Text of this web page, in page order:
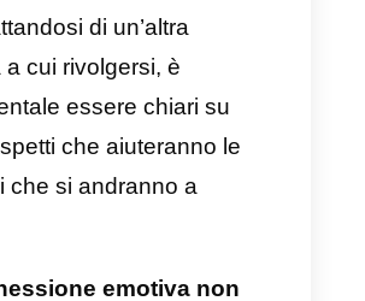
caratterizza il
B2B?
stabilito chiaramente che